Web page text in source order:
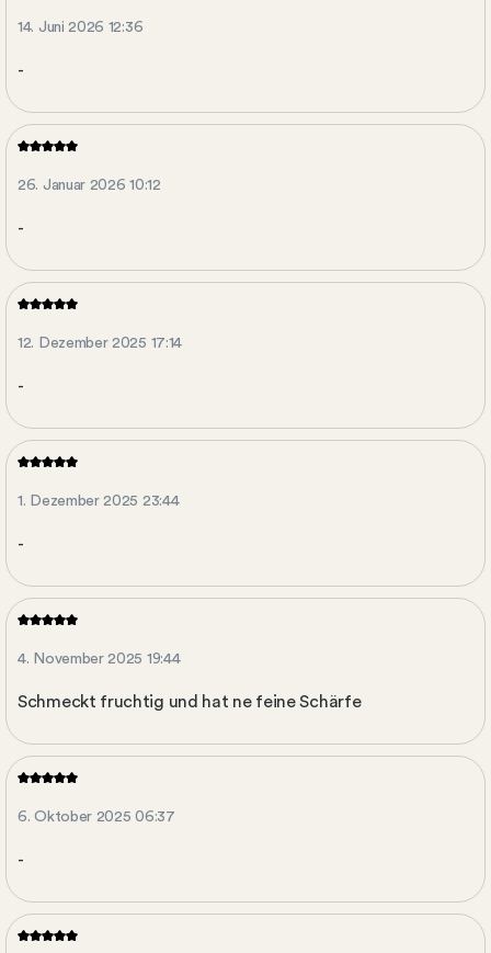
14. Juni 2026 12:36
-
26. Januar 2026 10:12
-
12. Dezember 2025 17:14
-
1. Dezember 2025 23:44
-
4. November 2025 19:44
Schmeckt fruchtig und hat ne feine Schärfe
6. Oktober 2025 06:37
-